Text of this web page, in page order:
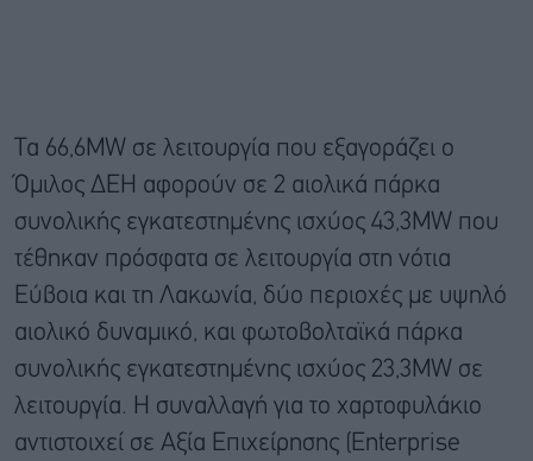
Τα 66,6MW σε λειτουργία που εξαγοράζει ο
Όμιλος ΔΕΗ αφορούν σε 2 αιολικά πάρκα
συνολικής εγκατεστημένης ισχύος 43,3MW που
τέθηκαν πρόσφατα σε λειτουργία στη νότια
Εύβοια και τη Λακωνία, δύο περιοχές με υψηλό
αιολικό δυναμικό, και φωτοβολταϊκά πάρκα
συνολικής εγκατεστημένης ισχύος 23,3MW σε
λειτουργία. Η συναλλαγή για το χαρτοφυλάκιο
αντιστοιχεί σε Αξία Επιχείρησης (Enterprise